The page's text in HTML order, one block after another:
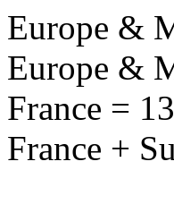
Europe &
Europe &
France =
France +